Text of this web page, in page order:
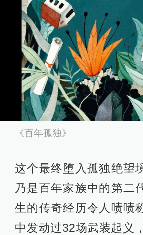
《百年孤独》
这个最终堕入孤独绝望
乃是百年家族中的第二
生的传奇经历令人啧啧
中发动过32场武装起义